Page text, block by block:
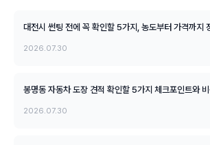
대전시 썬팅 전에 꼭 확인할 5가지, 농도부터 가격까지
2026.07.30
봉명동 자동차 도장 견적 확인할 5가지 체크포인트와
2026.07.30